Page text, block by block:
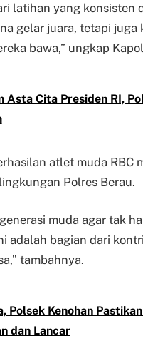
latihan yang konsisten
gelar juara, tetapi
bawa,” ungkap
Asta Cita Presiden RI,
atlet muda RBC
Polres Berau.
muda agar tak
adalah bagian dari
tambahnya.
Polsek Kenohan
dan Lancar